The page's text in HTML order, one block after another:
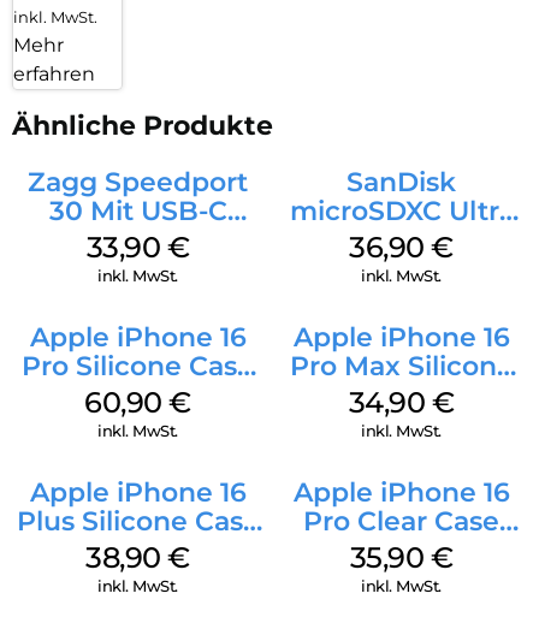
inkl. MwSt.
Mehr
erfahren
Ähnliche Produkte
Zagg Speedport
30 Mit USB-C
Kabel Weiß
33,90 €
inkl. MwSt.
SanDisk
microSDXC Ultra
128 GB + Adapter
Mobile
36,90€
inkl. MwSt.
Apple iPhone 16
Pro Silicone Case
MagSafe Stone
Gray
60,90€
inkl. MwSt.
Apple iPhone 16
Pro Max Silicone
Case MagSafe
Denim
34,90 €
inkl. MwSt.
Apple iPhone 16
Plus Silicone Case
MagSafe Denim
38,90€
inkl. MwSt.
Apple iPhone 16
Pro Clear Case
MagSafe
Transparent
35,90 €
inkl. MwSt.